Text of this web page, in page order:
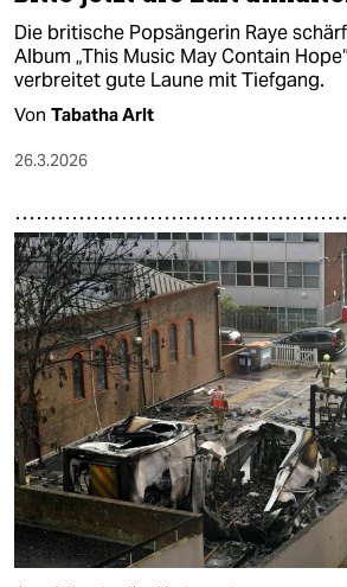
Die britische Popsängerin Raye
Album „This Music May Contain
verbreitet gute Laune mit Tiefgang.
Von Tabatha Arlt
26.3.2026